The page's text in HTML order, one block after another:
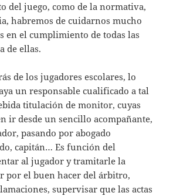
del juego, como de la normativa,
habremos de cuidarnos mucho
en el cumplimiento de todas las
de ellas.
de los jugadores escolares, lo
un responsable cualificado a tal
titulación de monitor, cuyas
ir desde un sencillo acompañante,
pasando por abogado
capitán… Es función del
al jugador y tramitarle la
por el buen hacer del árbitro,
supervisar que las actas